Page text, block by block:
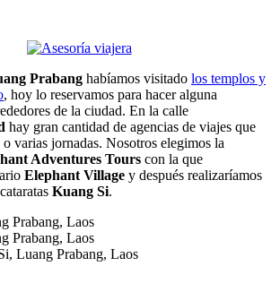
Prabang habíamos visitado los templos y
, hoy lo reservamos para hacer alguna
de la ciudad. En la calle
hay gran cantidad de agencias de viajes que
varias jornadas. Nosotros elegimos la
Adventures Tours con la que
Elephant Village y después realizaríamos
Kuang Si.